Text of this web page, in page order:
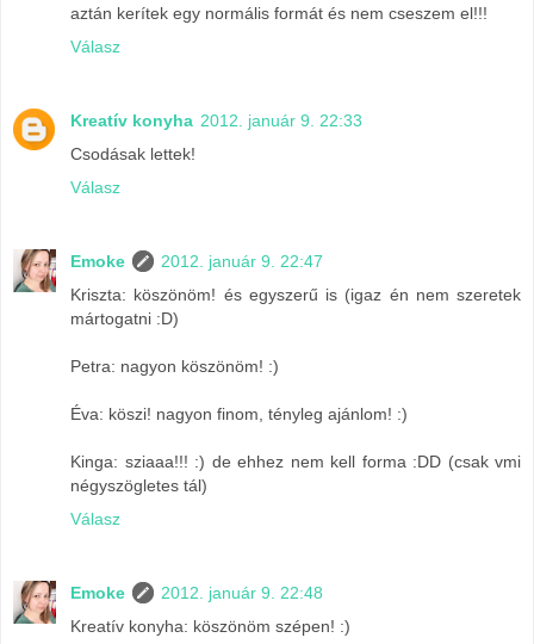
aztán kerítek egy normális formát és nem cseszem el!!!
Válasz
Kreatív konyha 2012. január 9. 22:33
Csodásak lettek!
Válasz
Emoke
2012. január 9. 22:47
Kriszta: köszönöm! és egyszerű is (igaz én nem szeretek
mártogatni :D)
Petra: nagyon köszönöm! :)
Éva: köszi! nagyon finom, tényleg ajánlom! :)
Kinga: sziaaa!!! :) de ehhez nem kell forma :DD (csak vmi
négyszögletes tál)
Válasz
Emoke
2012. január 9. 22:48
Kreatív konyha: köszönöm szépen! :)